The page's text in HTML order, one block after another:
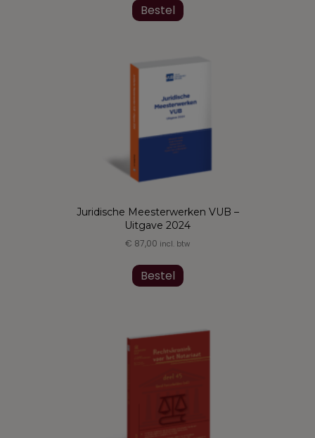
Bestel product
optie
kan
gekozen
worden
op
de
Juridische Meesterwerken VUB –
Uitgave 2024
€ 87,00 incl. btw
Bestel product
heeft
Deze
optie
kan
op
de
productpagina